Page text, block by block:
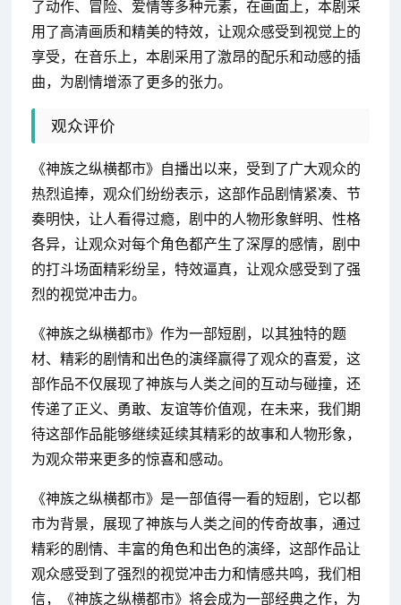
了动作、冒险、爱情等多种元素，在画面上，本剧采
用了高清画质和精美的特效，让观众感受到视觉上的
享受，在音乐上，本剧采用了激昂的配乐和动感的插
曲，为剧情增添了更多的张力。
观众评价
《神族之纵横都市》自播出以来，受到了广大观众的
热烈追捧，观众们纷纷表示，这部作品剧情紧凑、节
奏明快，让人看得过瘾，剧中的人物形象鲜明、性格
各异，让观众对每个角色都产生了深厚的感情，剧中
的打斗场面精彩纷呈，特效逼真，让观众感受到了强
烈的视觉冲击力。
《神族之纵横都市》作为一部短剧，以其独特的题
材、精彩的剧情和出色的演绎赢得了观众的喜爱，这
部作品不仅展现了神族与人类之间的互动与碰撞，还
传递了正义、勇敢、友谊等价值观，在未来，我们期
待这部作品能够继续延续其精彩的故事和人物形象，
为观众带来更多的惊喜和感动。
《神族之纵横都市》是一部值得一看的短剧，它以都
市为背景，展现了神族与人类之间的传奇故事，通过
精彩的剧情、丰富的角色和出色的演绎，这部作品让
观众感受到了强烈的视觉冲击力和情感共鸣，我们相
信，《神族之纵横都市》将会成为一部经典之作，为